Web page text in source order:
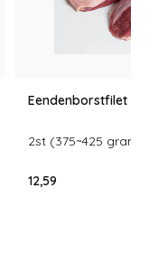
Eendenborstfilet
2st (375~425 gram)
12,59